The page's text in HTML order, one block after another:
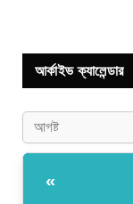
আর্কাইভ ক্যালেন্ডার
«